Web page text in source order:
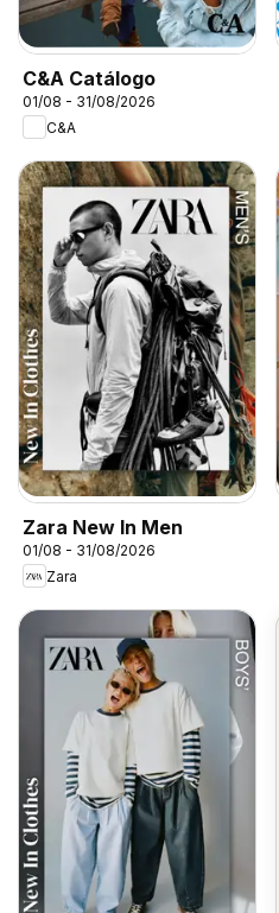
C&A Catálogo
01/08 - 31/08/2026
C&A
Zara New In Men
01/08 - 31/08/2026
Zara